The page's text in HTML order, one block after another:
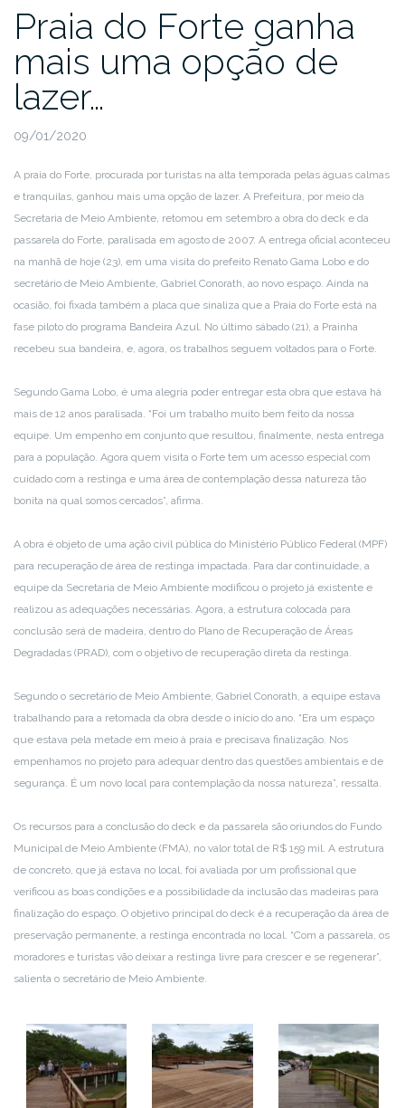
Praia do Forte ganha
mais uma opção de
lazer…
09/01/2020
A praia do Forte, procurada por turistas na alta temporada pelas águas calmas
e tranquilas, ganhou mais uma opção de lazer. A Prefeitura, por meio da
Secretaria de Meio Ambiente, retomou em setembro a obra do deck e da
passarela do Forte, paralisada em agosto de 2007. A entrega oficial aconteceu
na manhã de hoje (23), em uma visita do prefeito Renato Gama Lobo e do
secretário de Meio Ambiente, Gabriel Conorath, ao novo espaço. Ainda na
ocasião, foi fixada também a placa que sinaliza que a Praia do Forte está na
fase piloto do programa Bandeira Azul. No último sábado (21), a Prainha
recebeu sua bandeira, e, agora, os trabalhos seguem voltados para o Forte.
Segundo Gama Lobo, é uma alegria poder entregar esta obra que estava há
mais de 12 anos paralisada. “Foi um trabalho muito bem feito da nossa
equipe. Um empenho em conjunto que resultou, finalmente, nesta entrega
para a população. Agora quem visita o Forte tem um acesso especial com
cuidado com a restinga e uma área de contemplação dessa natureza tão
bonita na qual somos cercados”, afirma.
A obra é objeto de uma ação civil pública do Ministério Público Federal (MPF)
para recuperação de área de restinga impactada. Para dar continuidade, a
equipe da Secretaria de Meio Ambiente modificou o projeto já existente e
realizou as adequações necessárias. Agora, a estrutura colocada para
conclusão será de madeira, dentro do Plano de Recuperação de Áreas
Degradadas (PRAD), com o objetivo de recuperação direta da restinga.
Segundo o secretário de Meio Ambiente, Gabriel Conorath, a equipe estava
trabalhando para a retomada da obra desde o início do ano. “Era um espaço
que estava pela metade em meio à praia e precisava finalização. Nos
empenhamos no projeto para adequar dentro das questões ambientais e de
segurança. É um novo local para contemplação da nossa natureza”, ressalta.
Os recursos para a conclusão do deck e da passarela são oriundos do Fundo
Municipal de Meio Ambiente (FMA), no valor total de R$ 159 mil. A estrutura
de concreto, que já estava no local, foi avaliada por um profissional que
verificou as boas condições e a possibilidade da inclusão das madeiras para
finalização do espaço. O objetivo principal do deck é a recuperação da área de
preservação permanente, a restinga encontrada no local. “Com a passarela, os
moradores e turistas vão deixar a restinga livre para crescer e se regenerar”,
salienta o secretário de Meio Ambiente.